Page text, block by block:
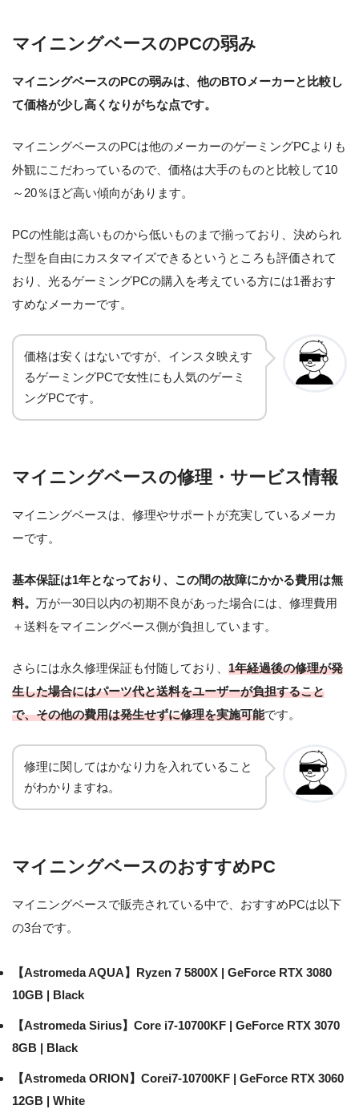
マイニングベースのPCの弱み
マイニングベースのPCの弱みは、他のBTOメーカーと比較し
て価格が少し高くなりがちな点です。
マイニングベースのPCは他のメーカーのゲーミングPCよりも
外観にこだわっているので、価格は大手のものと比較して10
～20％ほど高い傾向があります。
PCの性能は高いものから低いものまで揃っており、決められ
た型を自由にカスタマイズできるというところも評価されて
おり、光るゲーミングPCの購入を考えている方には1番おす
すめなメーカーです。
価格は安くはないですが、インスタ映えす
るゲーミングPCで女性にも人気のゲーミ
ングPCです。
マイニングベースの修理・サービス情報
マイニングベースは、修理やサポートが充実しているメーカ
ーです。
基本保証は1年となっており、この間の故障にかかる費用は無
料。 万が一30日以内の初期不良があった場合には、修理費用
＋送料をマイニングベース側が負担しています。
さらには永久修理保証も付随しており、 1年経過後の修理が発
生した場合にはパーツ代と送料をユーザーが負担すること
で、その他の費用は発生せずに修理を実施可能です。
修理に関してはかなり力を入れていること
がわかりますね。
マイニングベースのおすすめPC
マイニングベースで販売されている中で、おすすめPCは以下
の3台です。
【Astromeda AQUA】Ryzen 7 5800X | GeForce RTX 3080
10GB | Black
【Astromeda Sirius】Core i7-10700KF | GeForce RTX 3070
8GB | Black
【Astromeda ORION】Corei7-10700KF | GeForce RTX 3060
12GB | White